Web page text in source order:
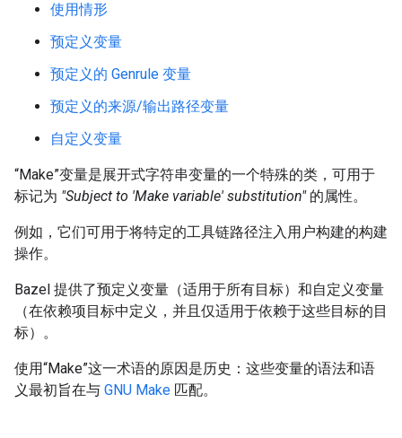
使用情形
预定义变量
预定义的 Genrule 变量
预定义的来源/输出路径变量
自定义变量
“Make”变量是展开式字符串变量的一个特殊的类，可用于
标记为 "Subject to 'Make variable' substitution"的属性。
例如，它们可用于将特定的工具链路径注入用户构建的构建
操作。
Bazel 提供了预定义变量（适用于所有目标）和自定义变量
（在依赖项目标中定义，并且仅适用于依赖于这些目标的目
标）。
使用“Make”这一术语的原因是历史：这些变量的语法和语
义最初旨在与 GNU Make 匹配。